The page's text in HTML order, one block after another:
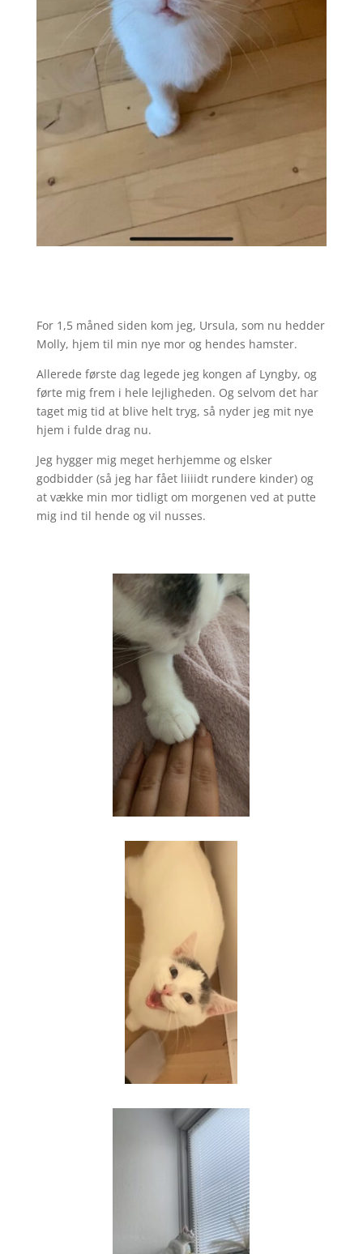
For 1,5 måned siden kom jeg, Ursula, som nu hedder
Molly, hjem til min nye mor og hendes hamster.
Allerede første dag legede jeg kongen af Lyngby, og
førte mig frem i hele lejligheden. Og selvom det har
taget mig tid at blive helt tryg, så nyder jeg mit nye
hjem i fulde drag nu.
Jeg hygger mig meget herhjemme og elsker
godbidder (så jeg har fået liiiidt rundere kinder) og
at vække min mor tidligt om morgenen ved at putte
mig ind til hende og vil nusses.